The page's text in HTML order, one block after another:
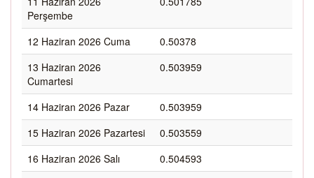
Perşembe
12 Haziran 2026 Cuma
0.50378
13 Haziran 2026
Cumartesi
0.503959
14 Haziran 2026 Pazar
0.503959
15 Haziran 2026 Pazartesi
0.503559
16 Haziran 2026 Salı
0.504593